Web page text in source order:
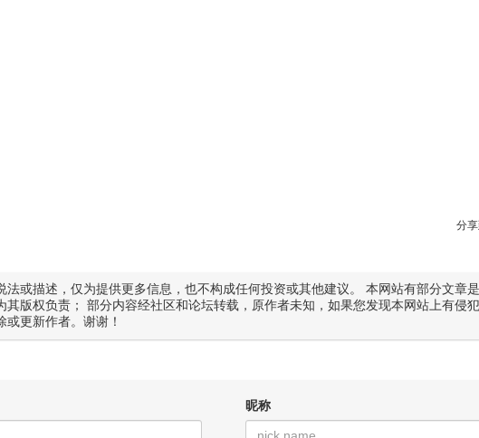
分
法或描述，仅为提供更多信息，也不构成任何投资或其他建议。 本网站有部分文章
版权负责； 部分内容经社区和论坛转载，原作者未知，如果您发现本网站上有侵
更新作者。谢谢！
昵称